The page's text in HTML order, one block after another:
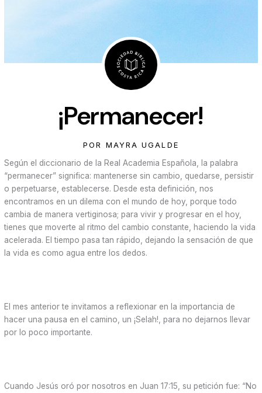
¡Permanecer!
POR MAYRA UGALDE
Según el diccionario de la Real Academia Española, la palabra
“permanecer” significa: mantenerse sin cambio, quedarse, persistir
o perpetuarse, establecerse. Desde esta definición, nos
encontramos en un dilema con el mundo de hoy, porque todo
cambia de manera vertiginosa; para vivir y progresar en el hoy,
tienes que moverte al ritmo del cambio constante, haciendo la vida
acelerada. El tiempo pasa tan rápido, dejando la sensación de que
la vida es como agua entre los dedos.
El mes anterior te invitamos a reflexionar en la importancia de
hacer una pausa en el camino, un ¡Selah!, para no dejarnos llevar
por lo poco importante.
Cuando Jesús oró por nosotros en Juan 17:15, su petición fue: “No